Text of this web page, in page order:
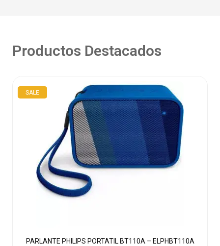
Productos Destacados
SALE
PARLANTE PHILIPS PORTATIL BT110A – ELPHBT110A